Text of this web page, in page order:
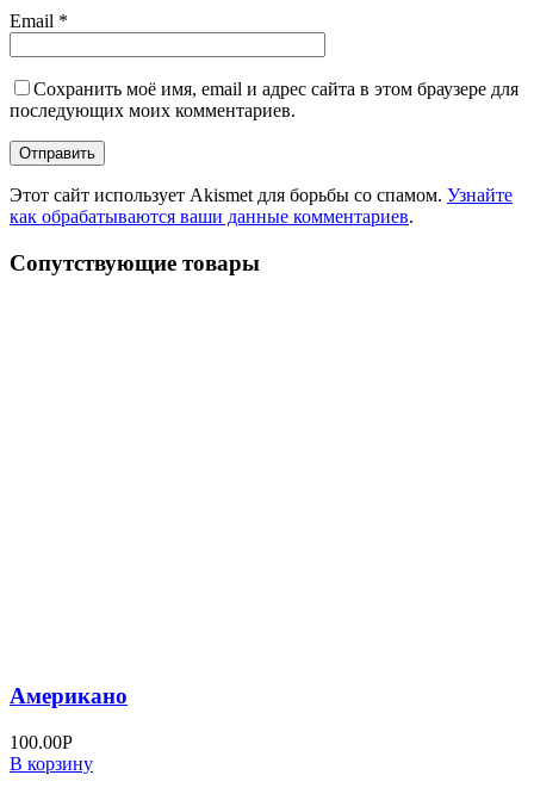
Email *
Сохранить моё имя, email и адрес сайта в этом браузере для
последующих моих комментариев.
Этот сайт использует Akismet для борьбы со спамом. Узнайте
как обрабатываются ваши данные комментариев.
Сопутствующие товары
Американо
100.00Р
В корзину